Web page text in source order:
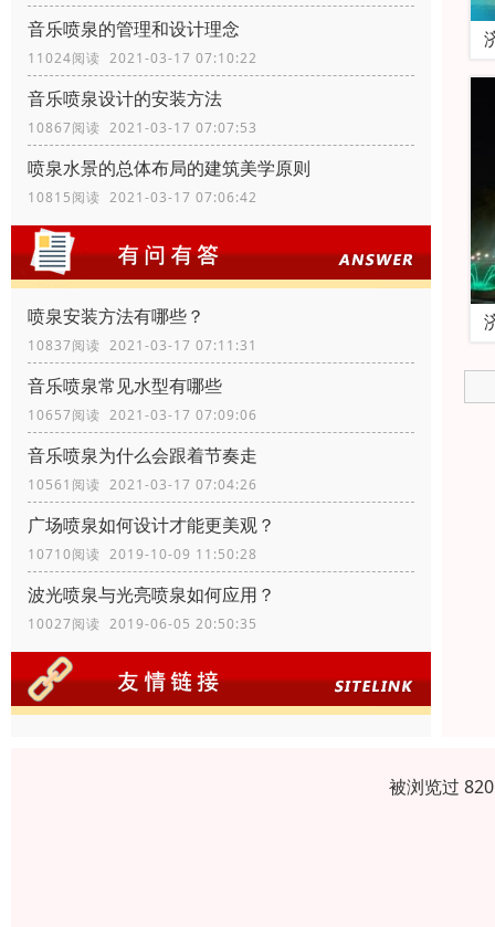
音乐喷泉的管理和设计理念
11024阅读 2021-03-17 07:10:22
音乐喷泉设计的安装方法
10867阅读 2021-03-17 07:07:53
喷泉水景的总体布局的建筑美学原则
10815阅读 2021-03-17 07:06:42
喷泉安装方法有哪些？
10837阅读 2021-03-17 07:11:31
音乐喷泉常见水型有哪些
10657阅读 2021-03-17 07:09:06
音乐喷泉为什么会跟着节奏走
10561阅读 2021-03-17 07:04:26
广场喷泉如何设计才能更美观？
10710阅读 2019-10-09 11:50:28
波光喷泉与光亮喷泉如何应用？
10027阅读 2019-06-05 20:50:35
被浏览过